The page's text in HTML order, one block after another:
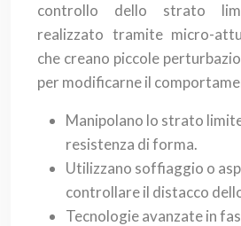
controllo dello strato
realizzato tramite micro-
che creano piccole
per modificarne il
Manipolano lo strato
resistenza di forma.
Utilizzano soffiaggio o
controllare il distacco
Tecnologie avanzate in